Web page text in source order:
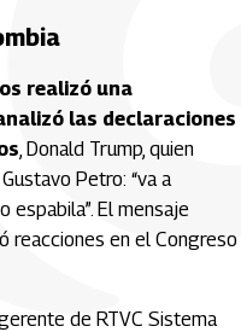
realizó una
las declaraciones
, Donald Trump, quien
Petro: “va a
El mensaje
reacciones en el Congreso
de RTVC Sistema